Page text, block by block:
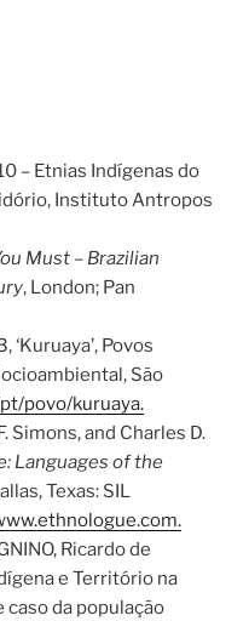
– Etnias Indígenas do
Instituto Antropos
Must – Brazilian
, London; Pan
‘Kuruaya’, Povos
São
povo/kuruaya.
Simons, and Charles D.
Languages of the
Texas: SIL
Ricardo de
e Território na
da população